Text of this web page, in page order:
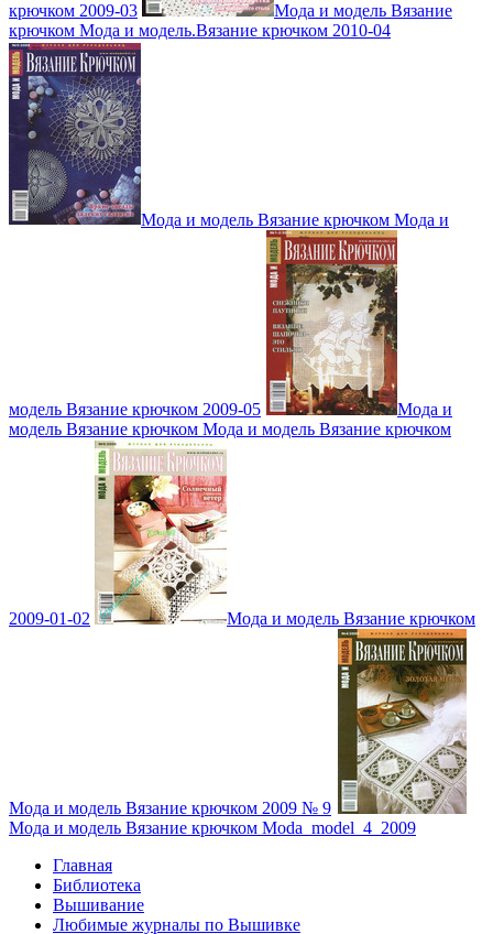
крючком 2009-03
Мода и модель Вязание
крючком Мода и модель.Вязание крючком 2010-04
Мода и модель Вязание крючком Мода и
модель Вязание крючком 2009-05
Мода и
модель Вязание крючком Мода и модель Вязание крючком
2009-01-02 Мода и модель Вязание крючком
Мода и модель Вязание крючком 2009 № 9
Мода и модель Вязание крючком Moda_model_4_2009
Главная
Библиотека
Вышивание
Любимые журналы по Вышивке